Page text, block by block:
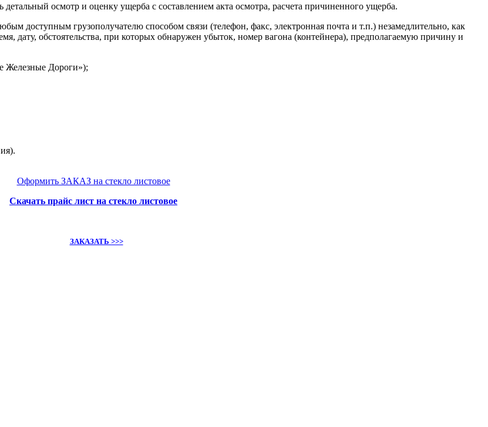
детальный осмотр и оценку ущерба с составлением акта осмотра, расчета причиненного ущерба.
доступным грузополучателю способом связи (телефон, факс, электронная почта и т.п.) незамедлительно, как
дату, обстоятельства, при которых обнаружен убыток, номер вагона (контейнера), предполагаемую причину и
Железные Дороги»);
Оформить ЗАКАЗ на стекло листовое
Скачать прайс лист на стекло листовое
ЗАКАЗАТЬ >>>